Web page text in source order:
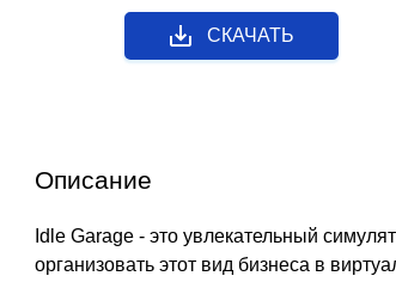
СКАЧАТЬ
Описание
Idle Garage - это увлекательный
организовать этот вид бизнеса в